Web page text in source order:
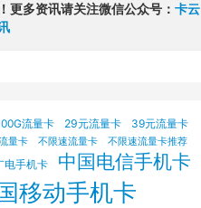
更多资讯请关注微信公众号： 卡云
流量卡 29元流量卡 39元流量卡
量卡 不限速流量卡 不限速流量卡推荐
电手机卡 中国电信手机卡
移动手机卡